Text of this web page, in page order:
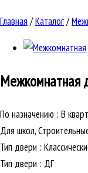
Главная /Каталог/
Межкомнатная
По назначению : В
Для школ,
Тип двери :
Тип двери : ДГ